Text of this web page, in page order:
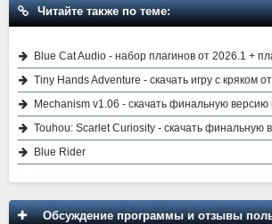
Читайте также по теме:
Blue Cat Audio - набор плагинов от 2026.1 +
Tiny Hands Adventure - скачать игру с кряком
Mechanism v1.06 - скачать финальную версию
Touhou: Scarlet Curiosity - скачать финальную
Blue Rider
Обсуждение программы и отзывы